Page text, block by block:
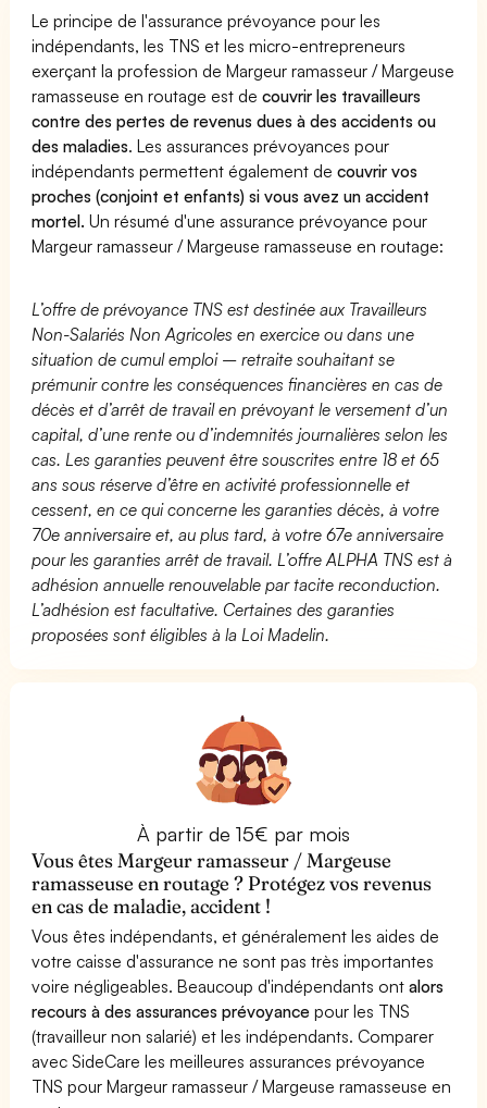
Le principe de l'assurance prévoyance pour les
indépendants, les TNS et les micro-entrepreneurs
exerçant la profession de Margeur ramasseur / Margeuse
ramasseuse en routage est decouvrir les travailleurs
contre des pertes de revenus dues à des accidents ou
des maladies. Les assurances prévoyances pour
indépendants permettent également decouvrir vos
proches (conjoint et enfants) si vous avez un accident
mortel. Un résumé d'une assurance prévoyance pour
Margeur ramasseur / Margeuse ramasseuse en routage:
L’offre de prévoyance TNS est destinée aux Travailleurs
Non-Salariés Non Agricoles en exercice ou dans une
situation de cumul emploi – retraite souhaitant se
prémunir contre les conséquences financières en cas de
décès et d’arrêt de travail en prévoyant le versement d’un
capital, d’une rente ou d’indemnités journalières selon les
cas. Les garanties peuvent être souscrites entre 18 et 65
ans sous réserve d’être en activité professionnelle et
cessent, en ce qui concerne les garanties décès, à votre
70e anniversaire et, au plus tard, à votre 67e anniversaire
pour les garanties arrêt de travail. L’offre ALPHA TNS est à
adhésion annuelle renouvelable par tacite reconduction.
L’adhésion est facultative. Certaines des garanties
proposées sont éligibles à la Loi Madelin.
À partir de 15€ par mois
Vous êtes Margeur ramasseur / Margeuse
ramasseuse en routage ? Protégez vos revenus
en cas de maladie, accident !
Vous êtes indépendants, et généralement les aides de
votre caisse d'assurance ne sont pas très importantes
voire négligeables. Beaucoup d'indépendants ontalors
recours à des assurances prévoyance pour les TNS
(travailleur non salarié) et les indépendants. Comparer
avec SideCare les meilleures assurances prévoyance
TNS pour Margeur ramasseur / Margeuse ramasseuse en